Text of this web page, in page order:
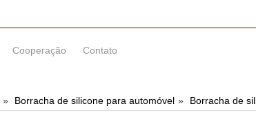
Cooperação Contato
Borracha de silicone para automóvel Borracha de